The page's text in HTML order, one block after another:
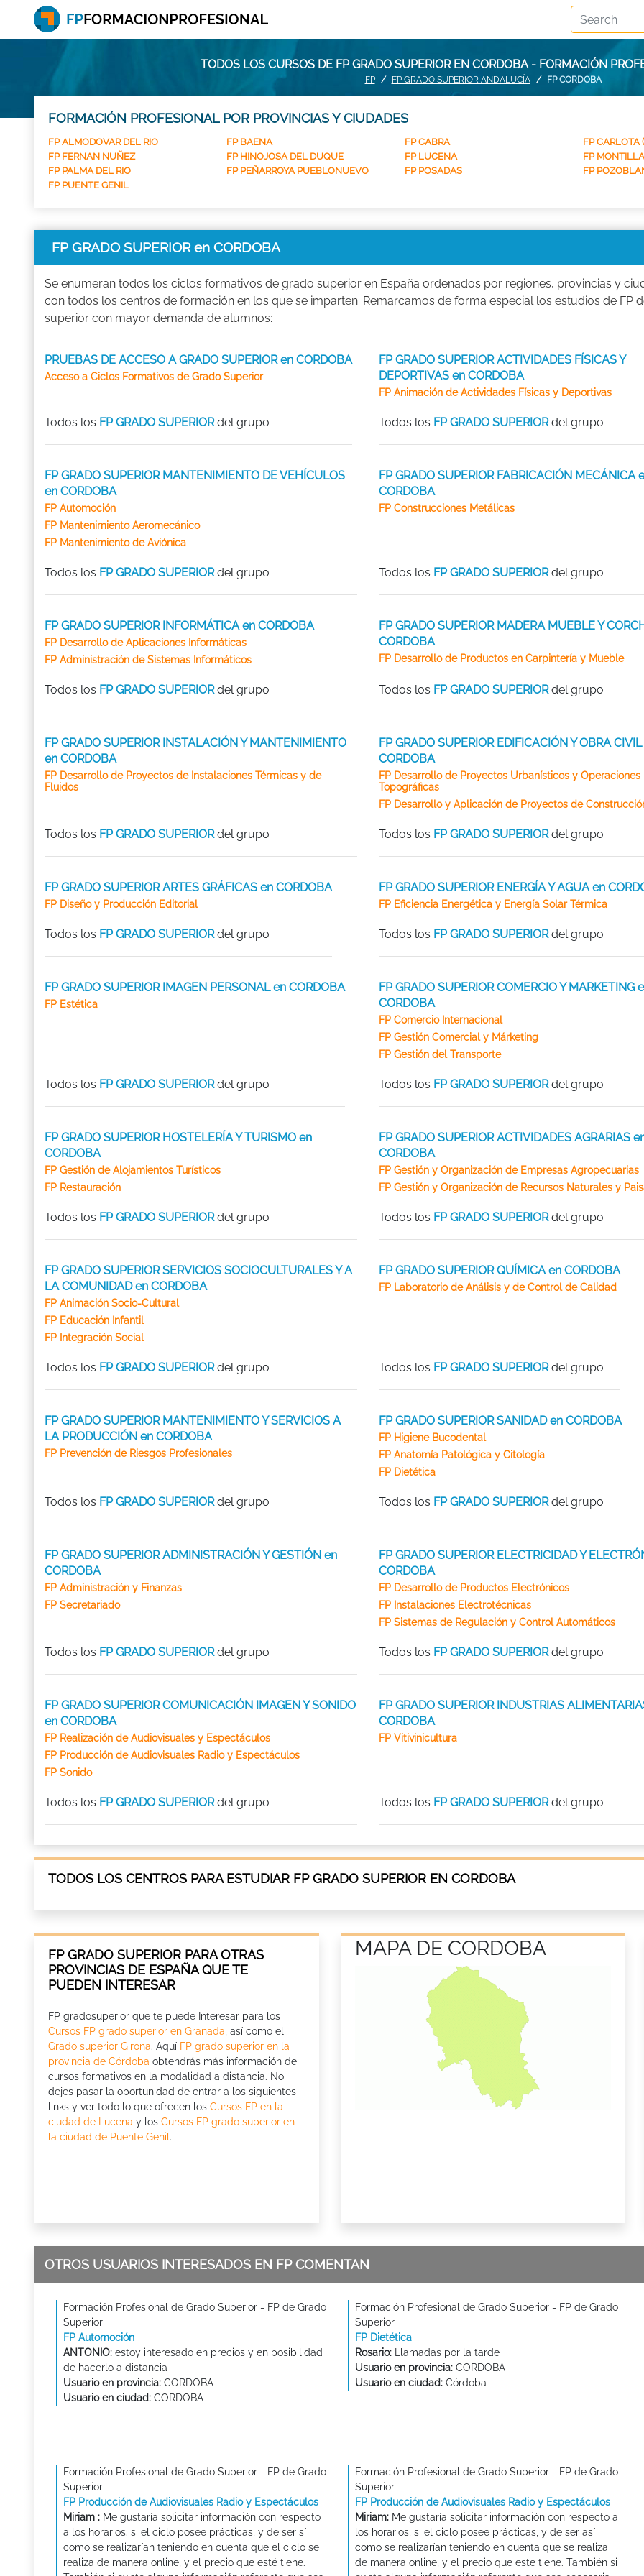
TODOS LOS CURSOS DE FP GRADO SUPERIOR EN CORDOBA - FORMACIÓN
FP FP GRADO SUPERIOR ANDALUCÍA FP CORDOBA
FORMACIÓN PROFESIONAL POR PROVINCIAS Y CIUDADES
FP ALMODOVAR DEL RIO FP BAENA FP CABRA
FP CARLOTA
FP FERNAN NUÑEZ
FP HINOJOSA DEL DUQUE FP LUCENA
FP MONTILLA
FP PALMA DEL RIO
FP PEÑARROYA PUEBLONUEVO FP POSADAS
FP
FP PUENTE GENIL
FP GRADO SUPERIOR en CORDOBA
Se enumeran todos los ciclos formativos de grado superior en España ordenados por regiones, provincias y
con todos los centros de formación en los que se imparten. Remarcamos de forma especial los estudios de FP
superior con mayor demanda de alumnos:
PRUEBAS DE ACCESO A GRADO SUPERIOR en CORDOBA
Acceso a Ciclos Formativos de Grado Superior
Todos los FP GRADO SUPERIORdel grupo
FP GRADO SUPERIOR ACTIVIDADES FÍSICAS Y
DEPORTIVAS en CORDOBA
FP Animación de Actividades Físicas y Deportivas
Todos los FP GRADO SUPERIORdel grupo
FP GRADO SUPERIOR MANTENIMIENTO DE VEHÍCULOS
en CORDOBA
FP Automoción
FP Mantenimiento Aeromecánico
FP Mantenimiento de Aviónica
Todos los FP GRADO SUPERIORdel grupo
FP GRADO SUPERIOR FABRICACIÓN MECÁNICA
CORDOBA
FP Construcciones Metálicas
Todos los FP GRADO SUPERIORdel grupo
FP GRADO SUPERIOR INFORMÁTICA en CORDOBA
FP Desarrollo de Aplicaciones Informáticas
FP Administración de Sistemas Informáticos
Todos los FP GRADO SUPERIORdel grupo
FP GRADO SUPERIOR MADERA MUEBLE Y
CORDOBA
FP Desarrollo de Productos en Carpintería y Mueble
Todos los FP GRADO SUPERIORdel grupo
FP GRADO SUPERIOR INSTALACIÓN Y MANTENIMIENTO
en CORDOBA
FP Desarrollo de Proyectos de Instalaciones Térmicas y de
Fluidos
Todos los FP GRADO SUPERIORdel grupo
FP GRADO SUPERIOR EDIFICACIÓN Y OBRA
CORDOBA
FP Desarrollo de Proyectos Urbanísticos y Operaciones
Topográficas
FP Desarrollo y Aplicación de Proyectos de
Todos los FP GRADO SUPERIORdel grupo
FP GRADO SUPERIOR ARTES GRÁFICAS en CORDOBA
FP Diseño y Producción Editorial
Todos los FP GRADO SUPERIORdel grupo
FP GRADO SUPERIOR ENERGÍA Y AGUA en
FP Eficiencia Energética y Energía Solar Térmica
Todos los FP GRADO SUPERIORdel grupo
FP GRADO SUPERIOR IMAGEN PERSONAL en CORDOBA
FP Estética
Todos los FP GRADO SUPERIORdel grupo
FP GRADO SUPERIOR COMERCIO Y MARKETING
CORDOBA
FP Comercio Internacional
FP Gestión Comercial y Márketing
FP Gestión del Transporte
Todos los FP GRADO SUPERIORdel grupo
FP GRADO SUPERIOR HOSTELERÍA Y TURISMO en
CORDOBA
FP Gestión de Alojamientos Turísticos
FP Restauración
Todos los FP GRADO SUPERIORdel grupo
FP GRADO SUPERIOR ACTIVIDADES AGRARIAS
CORDOBA
FP Gestión y Organización de Empresas Agropecuarias
FP Gestión y Organización de Recursos Naturales y
Todos los FP GRADO SUPERIORdel grupo
FP GRADO SUPERIOR SERVICIOS SOCIOCULTURALES Y A
LA COMUNIDAD en CORDOBA
FP Animación Socio-Cultural
FP Educación Infantil
FP Integración Social
Todos los FP GRADO SUPERIORdel grupo
FP GRADO SUPERIOR QUÍMICA en CORDOBA
FP Laboratorio de Análisis y de Control de Calidad
Todos los FP GRADO SUPERIORdel grupo
FP GRADO SUPERIOR MANTENIMIENTO Y SERVICIOS A
LA PRODUCCIÓN en CORDOBA
FP Prevención de Riesgos Profesionales
Todos los FP GRADO SUPERIORdel grupo
FP GRADO SUPERIOR SANIDAD en CORDOBA
FP Higiene Bucodental
FP Anatomía Patológica y Citología
FP Dietética
Todos los FP GRADO SUPERIORdel grupo
FP GRADO SUPERIOR ADMINISTRACIÓN Y GESTIÓN en
CORDOBA
FP Administración y Finanzas
FP Secretariado
Todos los FP GRADO SUPERIORdel grupo
FP GRADO SUPERIOR ELECTRICIDAD Y
CORDOBA
FP Desarrollo de Productos Electrónicos
FP Instalaciones Electrotécnicas
FP Sistemas de Regulación y Control Automáticos
Todos los FP GRADO SUPERIORdel grupo
FP GRADO SUPERIOR COMUNICACIÓN IMAGEN Y SONIDO
en CORDOBA
FP Realización de Audiovisuales y Espectáculos
FP Producción de Audiovisuales Radio y Espectáculos
FP Sonido
Todos los FP GRADO SUPERIORdel grupo
FP GRADO SUPERIOR INDUSTRIAS
CORDOBA
FP Vitivinicultura
Todos los FP GRADO SUPERIORdel grupo
TODOS LOS CENTROS PARA ESTUDIAR FP GRADO SUPERIOR EN CORDOBA
FP GRADO SUPERIOR PARA OTRAS
PROVINCIAS DE ESPAÑA QUE TE
PUEDEN INTERESAR
FP gradosuperior que te puede Interesar para los
Cursos FP grado superior en Granada , así como el
Grado superior Girona. Aquí FP grado superior en la
provincia de Córdoba obtendrás más información de
cursos formativos en la modalidad a distancia. No
dejes pasar la oportunidad de entrar a los siguientes
links y ver todo lo que ofrecen los Cursos FP en la
ciudad de Lucena y los Cursos FP grado superior en
la ciudad de Puente Genil .
MAPA DE CORDOBA
OTROS USUARIOS INTERESADOS EN FP COMENTAN
Formación Profesional de Grado Superior - FP de Grado
Superior
FP Automoción
ANTONIO: estoy interesado en precios y en posibilidad
de hacerlo a distancia
Usuario en provincia: CORDOBA
Usuario en ciudad: CORDOBA
Formación Profesional de Grado Superior - FP de Grado
Superior
FP Dietética
Rosario: Llamadas por la tarde
Usuario en provincia: CORDOBA
Usuario en ciudad: Córdoba
Formación Profesional de Grado Superior - FP de Grado
Superior
FP Producción de Audiovisuales Radio y Espectáculos
Miriam : Me gustaría solicitar información con respecto
a los horarios. si el ciclo posee prácticas, y de ser sí
como se realizarían teniendo en cuenta que el ciclo se
realiza de manera online, y el precio que esté tiene.
Formación Profesional de Grado Superior - FP de Grado
Superior
FP Producción de Audiovisuales Radio y Espectáculos
Miriam: Me gustaría solicitar información con respecto a
los horarios, si el ciclo posee prácticas, y de ser así
como se realizarían teniendo en cuenta que se realiza
de manera online, y el precio que este tiene. También si